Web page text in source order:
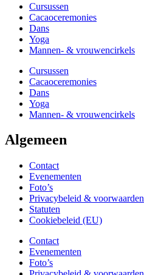
Cursussen
Cacaoceremonies
Dans
Yoga
Mannen- & vrouwencirkels
Cursussen
Cacaoceremonies
Dans
Yoga
Mannen- & vrouwencirkels
Algemeen
Contact
Evenementen
Foto’s
Privacybeleid & voorwaarden
Statuten
Cookiebeleid (EU)
Contact
Evenementen
Foto’s